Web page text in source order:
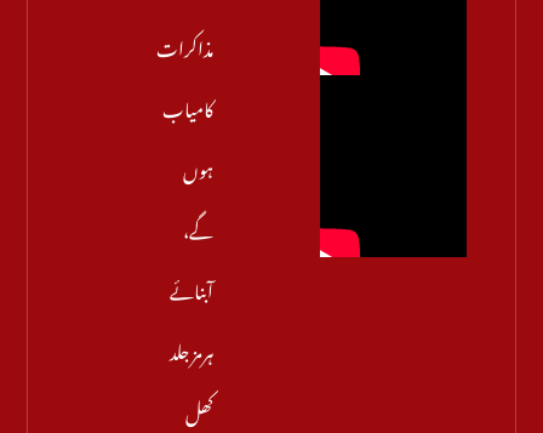
مذاکرات
کامیاب
ہوں
گے،
آبنائے
ہرمز جلد
کھل